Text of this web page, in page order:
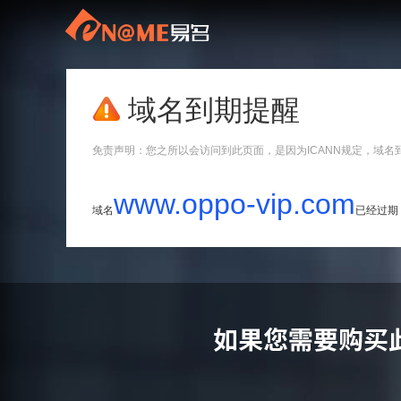
域名到期提醒
免责声明：您之所以会访问到此页面，是因为ICANN规定，域名
域名www.oppo-vip.com 已经过